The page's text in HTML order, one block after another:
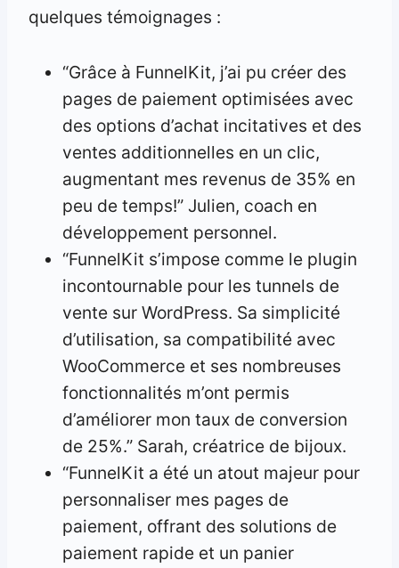
quelques témoignages :
“Grâce à FunnelKit, j’ai pu créer des
pages de paiement optimisées avec
des options d’achat incitatives et des
ventes additionnelles en un clic,
augmentant mes revenus de 35% en
peu de temps!” Julien, coach en
développement personnel.
“FunnelKit s’impose comme le plugin
incontournable pour les tunnels de
vente sur WordPress. Sa simplicité
d’utilisation, sa compatibilité avec
WooCommerce et ses nombreuses
fonctionnalités m’ont permis
d’améliorer mon taux de conversion
de 25%.” Sarah, créatrice de bijoux.
“FunnelKit a été un atout majeur pour
personnaliser mes pages de
paiement, offrant des solutions de
paiement rapide et un panier